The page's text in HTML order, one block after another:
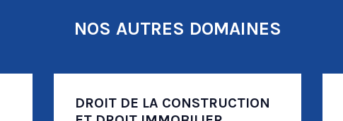
NOS AUTRES DOMAINES
DROIT DE LA CONSTRUCTION